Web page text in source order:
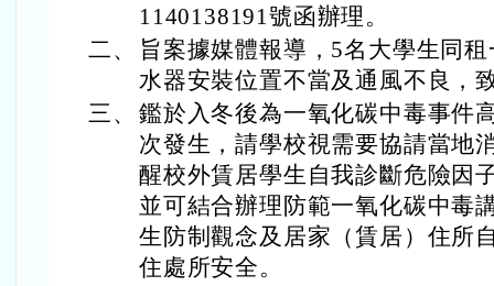
1140138191號函辦理。
二、
旨案據媒體報導，5名大學生同
水器安裝位置不當及通風不良，
三、 鑑於入冬後為一氧化碳中毒事件
次發生，請學校視需要協請當地
醒校外賃居學生自我診斷危險因
並可結合辦理防範一氧化碳中毒
生防制觀念及居家（賃居）住所
住處所安全。